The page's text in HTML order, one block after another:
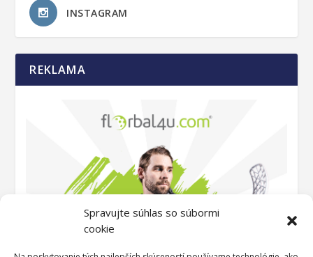
Spravujte súhlas so súbormi
cookie
INSTAGRAM
REKLAMA